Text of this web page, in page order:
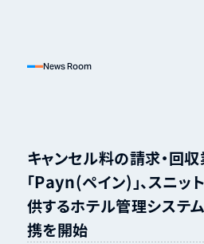
News Room
キャンセル料の請求・回
「Payn（ペイン）」、スニ
供するホテル管理システ
携を開始